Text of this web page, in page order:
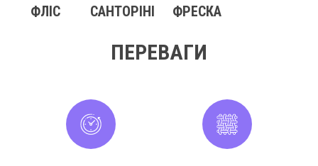
ФЛІС САНТОРІНІ ФРЕСКА
ПЕРЕВАГИ